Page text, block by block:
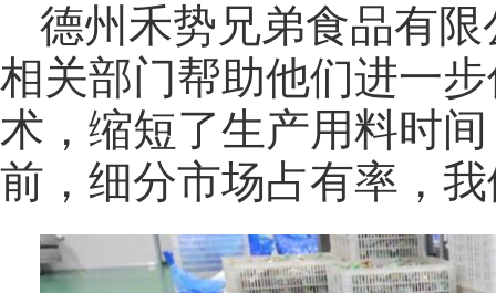
德州禾势兄弟食品有
相关部门帮助他们进一
术，缩短了生产用料时
前，细分市场占有率，